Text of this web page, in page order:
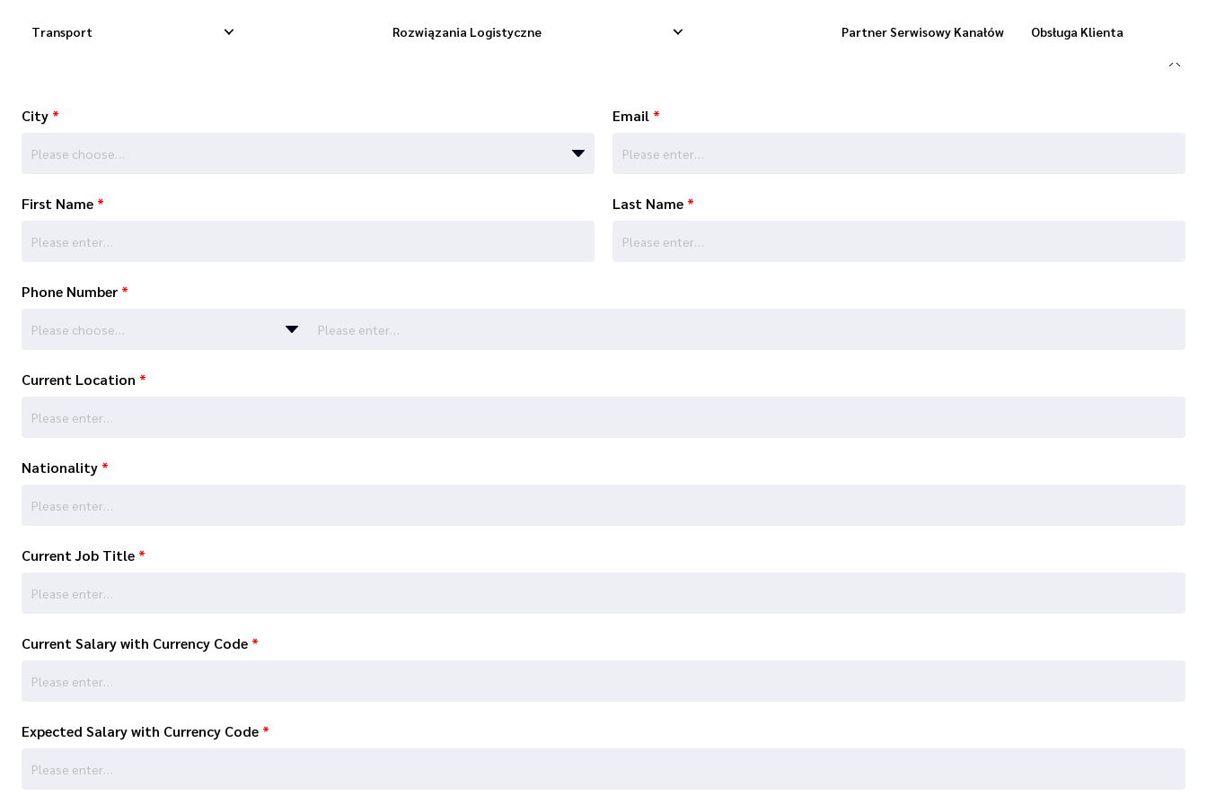
Transport Rozwiązania Logistyczne
Krajowa Dostawa Ekspresowa
Krajowa Dostawa Towarowa
Odbiór Zwrotny
Partner Serwisowy Kanałów Obsługa Klienta
City *
Please choose…
Email *
First Name * Last Name *
Phone Number *
Please choose…
Current Location *
Nationality *
Current Job Title *
Current Salary with Currency Code *
Expected Salary with Currency Code *